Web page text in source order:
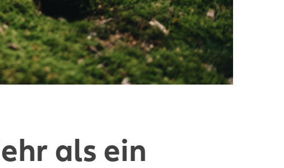
als ein